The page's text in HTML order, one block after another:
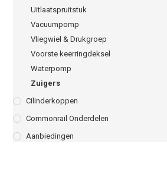
Uitlaatspruitstuk
Vacuumpomp
Vliegwiel & Drukgroep
Voorste keerringdeksel
Waterpomp
Zuigers
Cilinderkoppen
Commonrail Onderdelen
Aanbiedingen